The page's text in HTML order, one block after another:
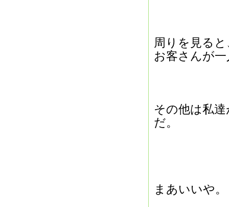
周りを見る
お客さんが
その他は私
だ。
まあいいや。